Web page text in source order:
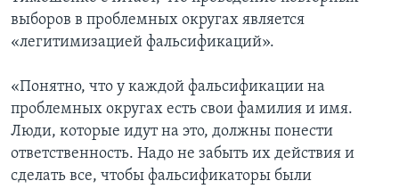
выборов в проблемных округах является
«легитимизацией фальсификаций».
«Понятно, что у каждой фальсификации на
проблемных округах есть свои фамилия и имя.
Люди, которые идут на это, должны понести
ответственность. Надо не забыть их действия и
сделать все, чтобы фальсификаторы были